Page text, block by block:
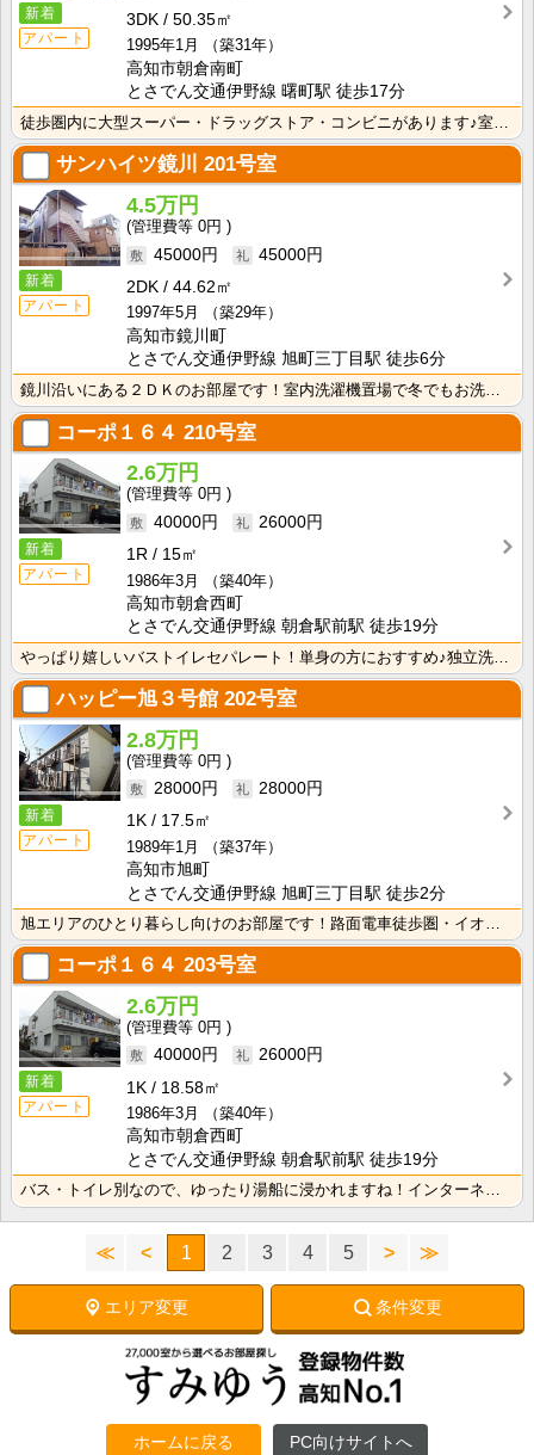
新着
アパート
3DK
50.35㎡
1995年1月
（築31年）
高知市朝倉南町
とさでん交通伊野線 曙町駅 徒歩17分
サンハイツ鏡川 201号室
新着
アパート
4.5万円
0円
45000円
45000円
2DK
44.62㎡
1997年5月
（築29年）
高知市鏡川町
とさでん交通伊野線 旭町三丁目駅 徒歩6分
コーポ１６４ 210号室
新着
アパート
2.6万円
0円
40000円
26000円
1R
15㎡
1986年3月
（築40年）
高知市朝倉西町
とさでん交通伊野線 朝倉駅前駅 徒歩19分
ハッピー旭３号館 202号室
新着
アパート
2.8万円
0円
28000円
28000円
1K
17.5㎡
1989年1月
（築37年）
高知市旭町
とさでん交通伊野線 旭町三丁目駅 徒歩2分
旭エリアのひとり暮らし向けのお部屋です！路面電車徒歩圏・イオン旭町店も近く、便利な立地です！ キッチ･･･
コーポ１６４ 203号室
新着
アパート
2.6万円
0円
40000円
26000円
1K
18.58㎡
1986年3月
（築40年）
高知市朝倉西町
とさでん交通伊野線 朝倉駅前駅 徒歩19分
バス・トイレ別なので、ゆったり湯船に浸かれますね！インターネット月額接続使用無料なので、月々の生活費･･･
≪ < 1 2 3 4 5 > ≫
エリア変更 条件変更
ホームに戻る PC向けサイトへ